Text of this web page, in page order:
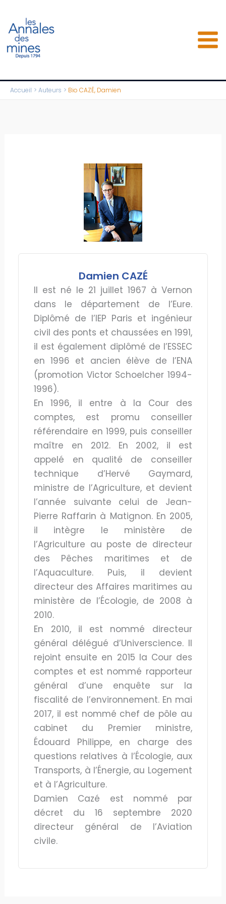
contenu
Accueil Auteurs Bio CAZÉ, Damien
Damien CAZÉ
Il est né le 21 juillet 1967 à Vernon
dans le département de l’Eure.
Diplômé de l’IEP Paris et ingénieur
civil des ponts et chaussées en 1991,
il est également diplômé de l’ESSEC
en 1996 et ancien élève de l’ENA
(promotion Victor Schoelcher 1994-
1996).
En 1996, il entre à la Cour des
comptes, est promu conseiller
référendaire en 1999, puis conseiller
maître en 2012. En 2002, il est
appelé en qualité de conseiller
technique d’Hervé Gaymard,
ministre de l’Agriculture, et devient
l’année suivante celui de Jean-
Pierre Raffarin à Matignon. En 2005,
il intègre le ministère de
l’Agriculture au poste de directeur
des Pêches maritimes et de
l’Aquaculture. Puis, il devient
directeur des Affaires maritimes au
ministère de l’Écologie, de 2008 à
2010.
En 2010, il est nommé directeur
général délégué d’Universcience. Il
rejoint ensuite en 2015 la Cour des
comptes et est nommé rapporteur
général d’une enquête sur la
fiscalité de l’environnement. En mai
2017, il est nommé chef de pôle au
cabinet du Premier ministre,
Édouard Philippe, en charge des
questions relatives à l’Écologie, aux
Transports, à l’Énergie, au Logement
et à l’Agriculture.
Damien Cazé est nommé par
décret du 16 septembre 2020
directeur général de l’Aviation
civile.